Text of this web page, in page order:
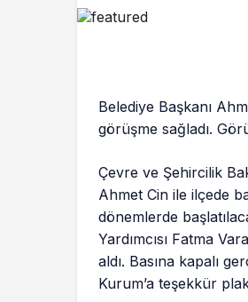
Belediye Başkanı
görüşme sağladı.
Çevre ve Şehircilik
Ahmet Cin ile ilçede
dönemlerde
Yardımcısı Fatma
aldı. Basına kapalı
Kurum’a teşekkür